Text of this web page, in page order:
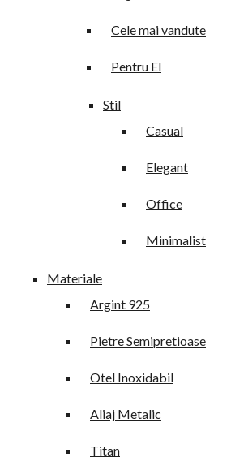
Cele mai vandute
Pentru El
Stil
Casual
Elegant
Office
Minimalist
Materiale
Argint 925
Pietre Semipretioase
Otel Inoxidabil
Aliaj Metalic
Titan